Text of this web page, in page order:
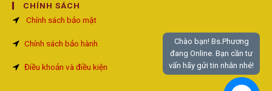
CHÍNH SÁCH
Chính sách bảo mật
Chính sách bảo hành
Điều khoản và điều kiện
Chào bạn! Bs.Phương
đang Online. Bạn cần tư
vấn hãy gửi tin nhắn nhé!